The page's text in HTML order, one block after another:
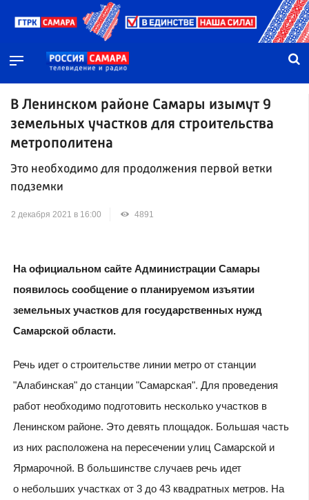
В Ленинском районе Самары изымут 9
земельных участков для строительства
метрополитена
Это необходимо для продолжения первой ветки
подземки
2 декабря 2021 в 16:00 4891
На официальном сайте Администрации Самары
появилось сообщение о планируемом изъятии
земельных участков для государственных нужд
Самарской области.
Речь идет о строительстве линии метро от станции
"Алабинская" до станции "Самарская". Для проведения
работ необходимо подготовить несколько участков в
Ленинском районе. Это девять площадок. Большая часть
из них расположена на пересечении улиц Самарской и
Ярмарочной. В большинстве случаев речь идет
о небольших участках от 3 до 43 квадратных метров. На